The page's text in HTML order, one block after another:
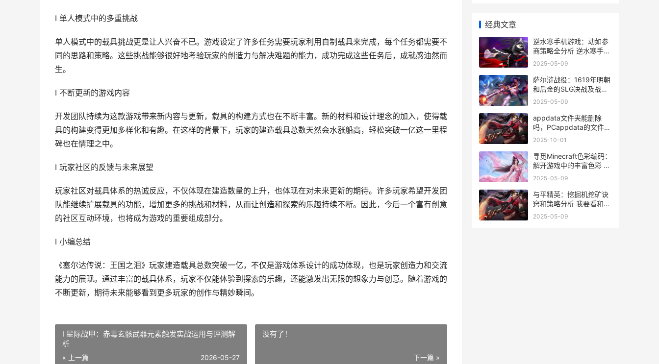
I 单人模式中的多重挑战
单人模式中的载具挑战更是让人兴奋不已。游戏设定了许多任务需要玩家利用自制载具来完成，每个任务都需要不
同的思路和策略。这些挑战能够很好地考验玩家的创造力与解决难题的能力，成功完成这些任务后，成就感油然而
生。
I 不断更新的游戏内容
开发团队持续为这款游戏带来新内容与更新，载具的构建方式也在不断丰富。新的材料和设计理念的加入，使得载
具的构建变得更加多样化和有趣。在这样的背景下，玩家的建造载具总数天然会水涨船高，轻松突破一亿这一里程
碑也在情理之中。
I 玩家社区的反馈与未来展望
玩家社区对载具体系的热诚反应，不仅体现在建造数量的上升，也体现在对未来更新的期待。许多玩家希望开发团
队能继续扩展载具的功能，增加更多的挑战和材料，从而让创造和探索的乐趣持续不断。因此，今后一个富有创意
的社区互动环境，也将成为游戏的重要组成部分。
I 小编总结
《塞尔达传说：王国之泪》玩家建造载具总数突破一亿，不仅是游戏体系设计的成功体现，也是玩家创造力和交流
能力的展现。通过丰富的载具体系，玩家不仅能体验到探索的乐趣，还能激发出无限的想象力与创意。随着游戏的
不断更新，期待未来能够看到更多玩家的创作与精妙瞬间。
I 星际战甲：赤毒玄骸武器元素触发实战运用与评测解
析
« 上一篇 2026-05-27
没有了！
下一篇 »
经典文章
逆水寒手机游戏：动如参
商策略全分析 逆水寒手机
游戏手柄怎么用
2025-05-09
萨尔浒战役：1619年明朝
和后金的SLG决战及战役
经过 萨尔浒战役如果明朝
2025-05-09
appdata文件夹能删除
吗，PCappdata的文件能
删吗 appdata文件夹在哪
2025-10-01
寻觅Minecraft色彩编码：
解开游戏中的丰富色彩 我
的世界有了色彩
2025-05-09
与平精英：挖掘机挖矿诀
窍和策略分析 我要看和平
精英图片矿场解密
2025-05-09